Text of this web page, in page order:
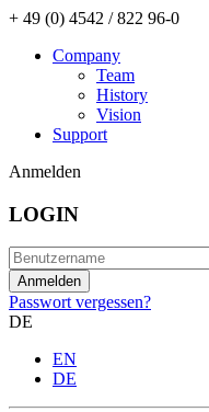
+ 49 (0) 4542 / 822 96-0
Company
Team
History
Vision
Support
Anmelden
LOGIN
Passwort vergessen?
DE
EN
DE